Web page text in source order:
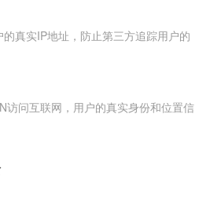
真实IP地址，防止第三方追踪用户的
访问互联网，用户的真实身份和位置信